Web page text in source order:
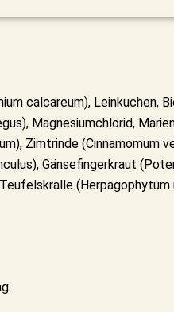
calcareum), Leinkuchen,
Magnesiumchlorid,
Zimtrinde (Cinnamomum
Gänsefingerkraut
(Herpagophytum